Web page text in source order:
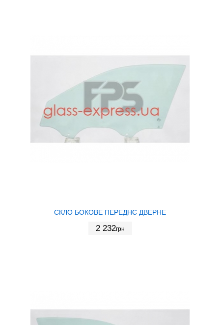
СКЛО БОКОВЕ ПЕРЕДНЄ ДВЕРНЕ
2 232грн